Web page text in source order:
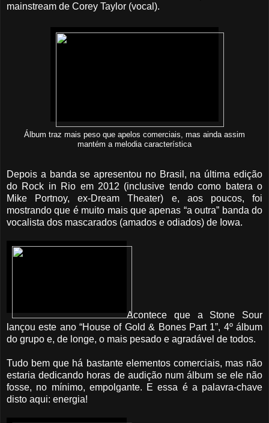
mainstream de Corey Taylor (vocal).
Álbum traz mais peso que apelos comerciais, mas ainda assim
mantém a melodia característica
Depois a banda se apresentou no Brasil, na última edição
do Rock in Rio em 2012 (inclusive tendo como batera o
Mike Portnoy, ex-Dream Theater) e, aos poucos, foi
mostrando que é muito mais que apenas “a outra” banda do
vocalista dos mascarados (amados e odiados) de Iowa.
Acontece que a Stone Sour
lançou este ano “House of Gold & Bones Part 1”, 4º álbum
do grupo e, de longe, o mais pesado e agradável de todos.
Tudo bem que há bastante elementos comerciais, mas não
estaria dedicando horas de audição num álbum se ele não
fosse, no mínimo, empolgante. E essa é a palavra-chave
disto aqui: energia!